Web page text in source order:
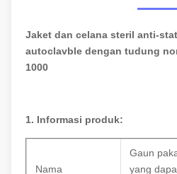
Jaket dan celana steril anti-
autoclavble dengan tudung
1000
1. Informasi produk:
Nama
Gaun
yang